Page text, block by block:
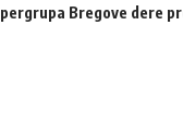
Bregove dere